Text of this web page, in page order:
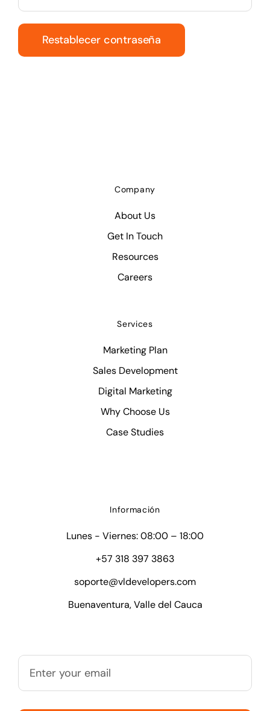
Restablecer contraseña
Company
About Us
Get In Touch
Resources
Careers
Services
Marketing Plan
Sales Development
Digital Marketing
Why Choose Us
Case Studies
Información
Lunes - Viernes: 08:00 – 18:00
+57 318 397 3863
soporte@vldevelopers.com
Buenaventura, Valle del Cauca